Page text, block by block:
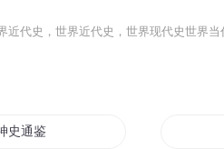
代史，世界近代史，世界现代史世界当
史通鉴